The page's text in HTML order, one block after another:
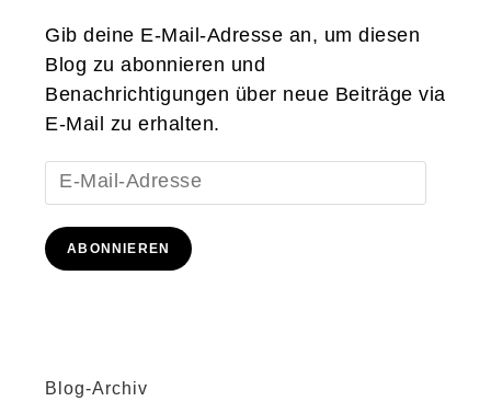
Gib deine E-Mail-Adresse an, um diesen
Blog zu abonnieren und
Benachrichtigungen über neue Beiträge via
E-Mail zu erhalten.
E-
Mail-
Adresse
ABONNIEREN
Blog-Archiv